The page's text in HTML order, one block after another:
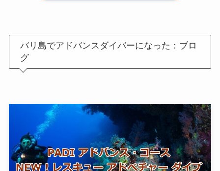
バリ島でアドバンスダイバーになった：ブロ
グ